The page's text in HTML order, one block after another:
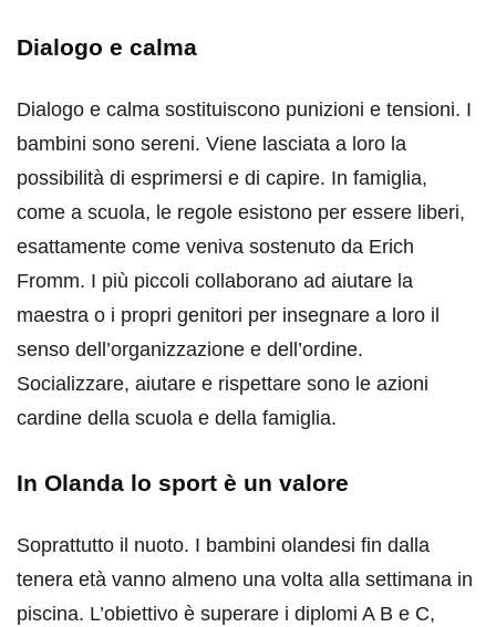
Dialogo e calma
Dialogo e calma sostituiscono punizioni e tensioni. I
bambini sono sereni. Viene lasciata a loro la
possibilità di esprimersi e di capire. In famiglia,
come a scuola, le regole esistono per essere liberi,
esattamente come veniva sostenuto da Erich
Fromm. I più piccoli collaborano ad aiutare la
maestra o i propri genitori per insegnare a loro il
senso dell’organizzazione e dell’ordine.
Socializzare, aiutare e rispettare sono le azioni
cardine della scuola e della famiglia.
In Olanda lo sport è un valore
Soprattutto il nuoto. I bambini olandesi fin dalla
tenera età vanno almeno una volta alla settimana in
piscina. L’obiettivo è superare i diplomi A B e C,